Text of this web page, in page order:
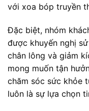
với xoa bóp truyền
Đặc biệt, nhóm
được khuyến nghị
chân lông và giảm
mong muốn tận
chăm sóc sức khỏe
luôn là sự lựa chọn